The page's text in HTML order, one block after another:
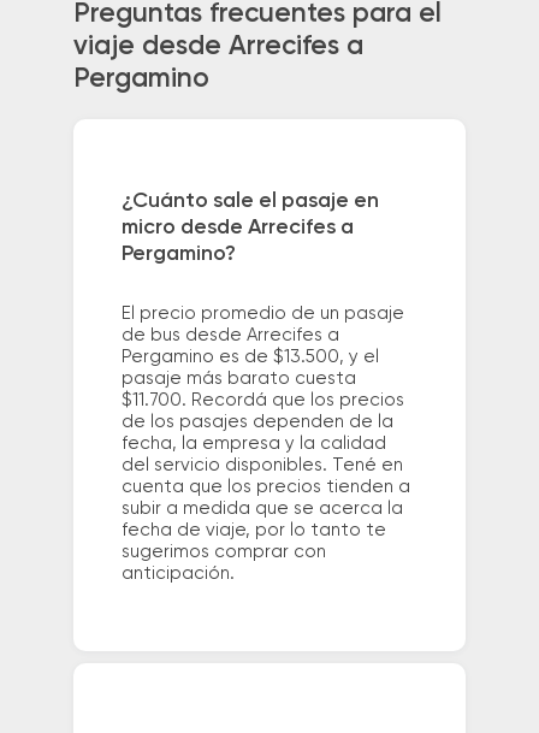
Preguntas frecuentes para el
viaje desde Arrecifes a
Pergamino
¿Cuánto sale el pasaje en
micro desde Arrecifes a
Pergamino?
El precio promedio de un pasaje
de bus desde Arrecifes a
Pergamino es de $13.500, y el
pasaje más barato cuesta
$11.700. Recordá que los precios
de los pasajes dependen de la
fecha, la empresa y la calidad
del servicio disponibles. Tené en
cuenta que los precios tienden a
subir a medida que se acerca la
fecha de viaje, por lo tanto te
sugerimos comprar con
anticipación.